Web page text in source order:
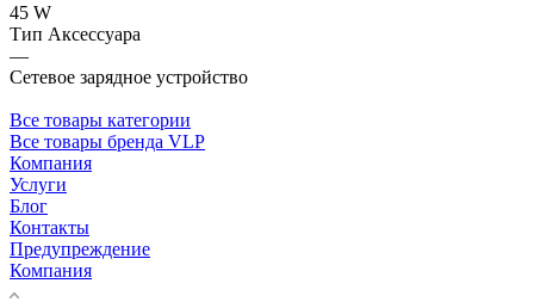
45 W
Тип Аксессуара
—
Сетевое зарядное устройство
Все товары категории
Все товары бренда VLP
Компания
Услуги
Блог
Контакты
Предупреждение
Компания